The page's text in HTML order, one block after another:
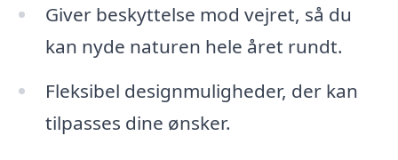
Giver beskyttelse mod vejret, så du
kan nyde naturen hele året rundt.
Fleksibel designmuligheder, der kan
tilpasses dine ønsker.